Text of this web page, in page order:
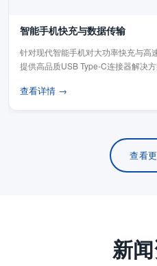
智能手机快充与数据传输
针对现代智能手机对大功率快充与高
提供高品质USB Type-C连接器解决
查看详情 →
查看
新